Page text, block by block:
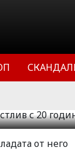
от него